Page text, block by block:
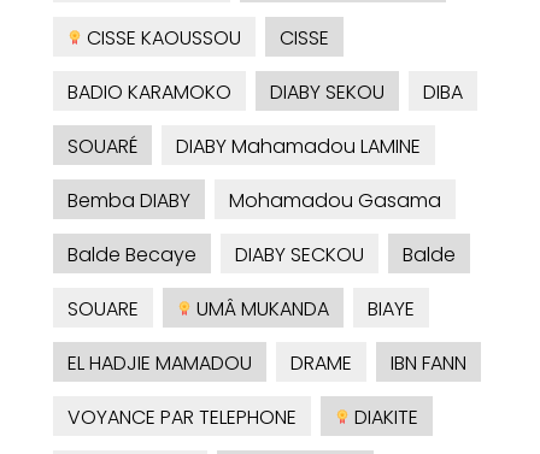
CISSE KAOUSSOU
CISSE
BADIO KARAMOKO
DIABY SEKOU
DIBA
SOUARÉ
DIABY Mahamadou LAMINE
Bemba DIABY
Mohamadou Gasama
Balde Becaye
DIABY SECKOU
Balde
SOUARE
UMÂ MUKANDA
BIAYE
EL HADJIE MAMADOU
DRAME
IBN FANN
VOYANCE PAR TELEPHONE
DIAKITE